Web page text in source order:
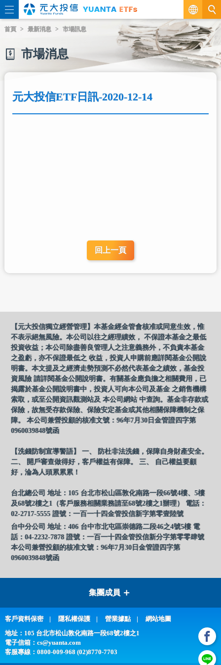
繁
EN
首頁 最新消息 市場訊息
市場消息
元大投信ETF日訊-2020-12-14
回上一頁
【元大投信獨立經營管理】本基金經金管會核准或同意生效，惟
不表示絕無風險。本公司以往之經理績效， 不保證本基金之最低
投資收益；本公司除盡善良管理人之注意義務外，不負責本基金
之盈虧，亦不保證最低之 收益，投資人申購前應詳閱基金公開說
明書。本文提及之經濟走勢預測不必然代表基金之績效，基金投
資風險 請詳閱基金公開說明書。有關基金應負擔之相關費用，已
揭露於基金公開說明書中，投資人可向本公司及基金 之銷售機構
索取，或至公開資訊觀測站及 本公司網站 中查詢。基金非存款或
保險，故無受存款保險、保險安定基金或其他相關保障機制之保
障。 本公司兼營投顧的核准文號：96年7月30日金管證四字第
0960039848號函
【洗錢防制宣導警語】 一、 防杜非法洗錢，保障自身財產安全。
二、 開戶審查做得好，客戶權益有保障。 三、 自己權益要顧
好，淪為人頭累累累！
台北總公司 地址：105 台北市松山區敦化南路一段66號4樓、5樓
及68號2樓之1（客戶服務相關業務請至68號2樓之1辦理） 電話：
02-2717-5555 證號：一百一十四金管投信新字第零壹陸號
台中分公司 地址：406 台中市北屯區崇德路二段46之4號5樓 電
話：04-2232-7878 證號：一百一十四金管投信新分字第零零肆號
本公司兼營投顧的核准文號：96年7月30日金管證四字第
0960039848號函
集團成員
客戶資料保密 隱私權保護 營業據點
網站地圖
地址：105 台北市松山敦化南路一段68號2樓之1
電子信箱： cs@yuanta.com
客服專線： 0800-009-968 (02)8770-7703